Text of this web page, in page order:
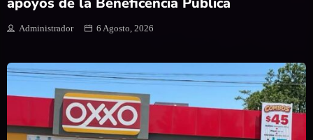
Administrador 6 Agosto, 2026